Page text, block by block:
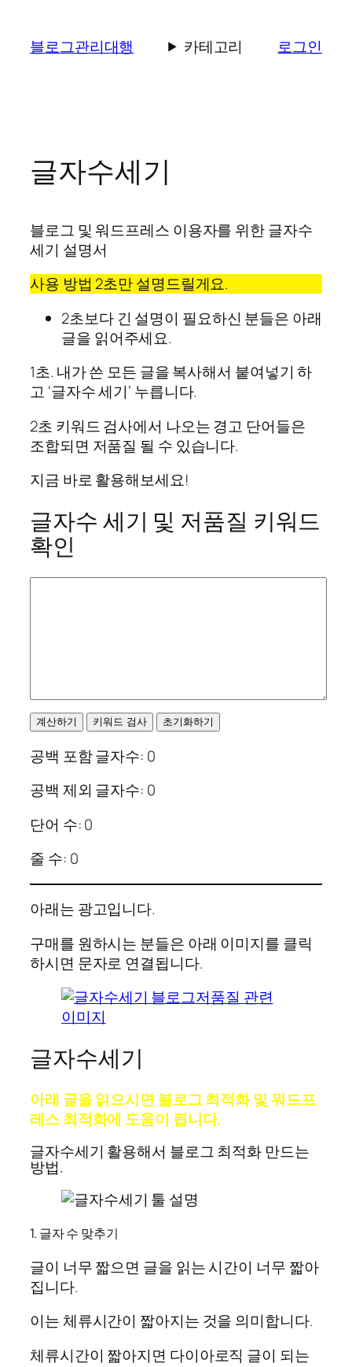
블로그관리대행 카테고리 로그인
글자수세기
블로그 및 워드프레스 이용자를 위한 글자수
세기 설명서
사용 방법 2초만 설명드릴게요.
2초보다 긴 설명이 필요하신 분들은 아래
글을 읽어주세요.
1초. 내가 쓴 모든 글을 복사해서 붙여넣기 하
고 ‘글자수 세기’ 누릅니다.
2초 키워드 검사에서 나오는 경고 단어들은
조합되면 저품질 될 수 있습니다.
지금 바로 활용해보세요!
글자수 세기 및 저품질 키워드
확인
계산하기 키워드 검사 초기화하기
공백 포함 글자수: 0
공백 제외 글자수: 0
단어 수:0
줄 수: 0
아래는 광고입니다.
구매를 원하시는 분들은 아래 이미지를 클릭
하시면 문자로 연결됩니다.
글자수세기
아래 글을 읽으시면 블로그 최적화 및 워드프
레스 최적화에 도움이 됩니다.
글자수세기 활용해서 블로그 최적화 만드는
방법.
1. 글자 수 맞추기
글이 너무 짧으면 글을 읽는 시간이 너무 짧아
집니다.
이는 체류시간이 짧아지는 것을 의미합니다.
체류시간이 짧아지면 다이아로직 글이 되는